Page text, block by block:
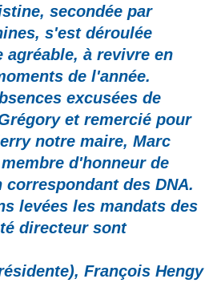
secondée par
s'est déroulée
agréable, à revivre en
de l'année.
excusées de
et remercié pour
notre maire, Marc
d'honneur de
des DNA.
levées les mandats des
directeur sont
, François Hengy